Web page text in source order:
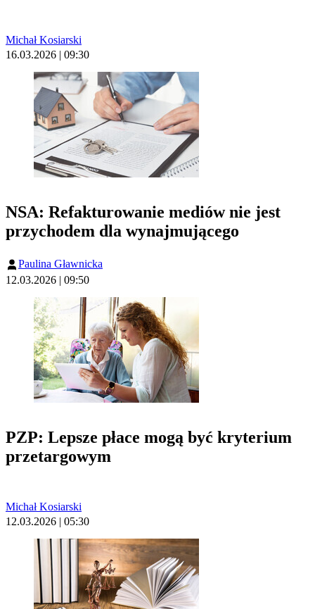
Michał Kosiarski
16.03.2026 | 09:30
NSA: Refakturowanie mediów nie jest
przychodem dla wynajmującego
Paulina Gławnicka
12.03.2026 | 09:50
PZP: Lepsze płace mogą być kryterium
przetargowym
Michał Kosiarski
12.03.2026 | 05:30